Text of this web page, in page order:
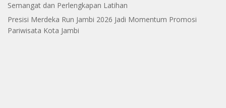
Semangat dan Perlengkapan Latihan
Presisi Merdeka Run Jambi 2026 Jadi Momentum Promosi
Pariwisata Kota Jambi